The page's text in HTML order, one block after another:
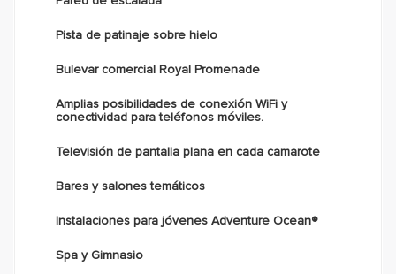
Pista de patinaje sobre hielo
Bulevar comercial Royal Promenade
Amplias posibilidades de conexión WiFi y
conectividad para teléfonos móviles.
Televisión de pantalla plana en cada camarote
Bares y salones temáticos
Instalaciones para jóvenes Adventure Ocean®
Spa y Gimnasio